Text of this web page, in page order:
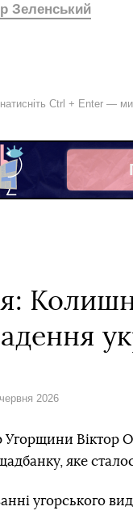
Зеленський
Ctrl + Enter — ми
2026
Угорщини Віктор
яке
угорського